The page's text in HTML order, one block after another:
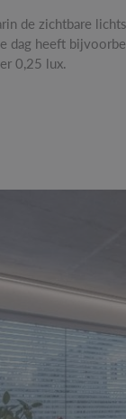
de zichtbare
dag heeft
0,25 lux.